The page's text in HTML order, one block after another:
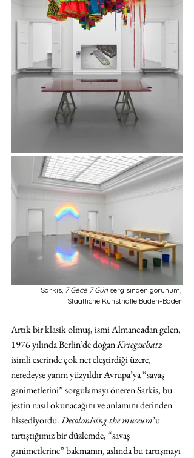
Sarkis, 7 Gece 7 Gün sergisinden görünüm,
Staatliche Kunsthalle Baden-Baden
Artık bir klasik olmuş, ismi Almancadan gelen,
1976 yılında Berlin’de doğan Kriegsschatz
isimli eserinde çok net eleştirdiği üzere,
neredeyse yarım yüzyıldır Avrupa’ya “savaş
ganimetlerini” sorgulamayı öneren Sarkis, bu
jestin nasıl okunacağını ve anlamını derinden
hissediyordu. Decolonising the museum’u
tartıştığımız bir düzlemde, “savaş
ganimetlerine” bakmanın, aslında bu tartışmayı